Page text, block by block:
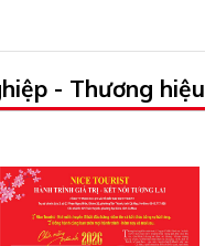
- Thương hiệu